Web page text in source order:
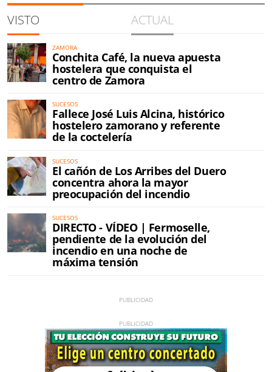
VISTO ACTUAL
ZAMORA
Conchita Café, la nueva apuesta
hostelera que conquista el
centro de Zamora
SUCESOS
Fallece José Luis Alcina, histórico
hostelero zamorano y referente
de la coctelería
SUCESOS
El cañón de Los Arribes del Duero
concentra ahora la mayor
preocupación del incendio
SUCESOS
DIRECTO - VÍDEO | Fermoselle,
pendiente de la evolución del
incendio en una noche de
máxima tensión